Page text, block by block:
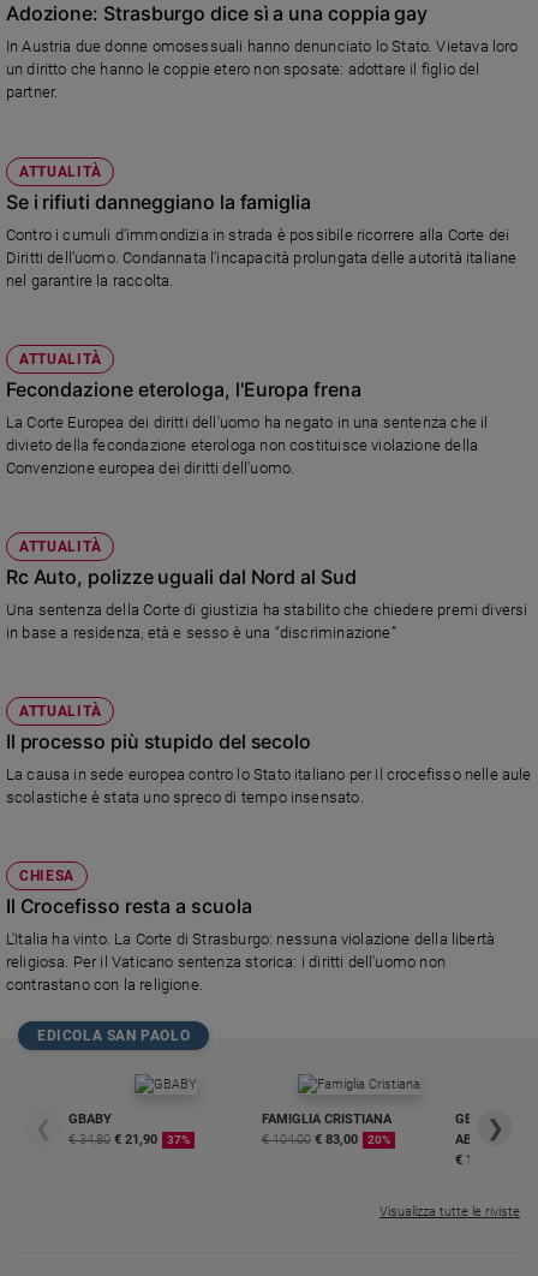
Adozione: Strasburgo dice sì a una coppia gay
In Austria due donne omosessuali hanno denunciato lo Stato. Vietava loro
un diritto che hanno le coppie etero non sposate: adottare il figlio del
partner.
ATTUALITÀ
Se i rifiuti danneggiano la famiglia
Contro i cumuli d'immondizia in strada è possibile ricorrere alla Corte dei
Diritti dell'uomo. Condannata l'incapacità prolungata delle autorità italiane
nel garantire la raccolta.
ATTUALITÀ
Fecondazione eterologa, l'Europa frena
La Corte Europea dei diritti dell'uomo ha negato in una sentenza che il
divieto della fecondazione eterologa non costituisce violazione della
Convenzione europea dei diritti dell'uomo.
ATTUALITÀ
Rc Auto, polizze uguali dal Nord al Sud
Una sentenza della Corte di giustizia ha stabilito che chiedere premi diversi
in base a residenza, età e sesso è una “discriminazione”
ATTUALITÀ
Il processo più stupido del secolo
La causa in sede europea contro lo Stato italiano per il crocefisso nelle aule
scolastiche è stata uno spreco di tempo insensato.
CHIESA
Il Crocefisso resta a scuola
L'Italia ha vinto. La Corte di Strasburgo: nessuna violazione della libertà
religiosa. Per il Vaticano sentenza storica: i diritti dell'uomo non
contrastano con la religione.
EDICOLA SAN PAOLO
❮
GBABY
€ 34,80 € 21,90 37%
FAMIGLIA CRISTIANA
€ 104,00 € 83,00 20%
GBABY
€ 16,99
❯
Visualizza tutte le riviste